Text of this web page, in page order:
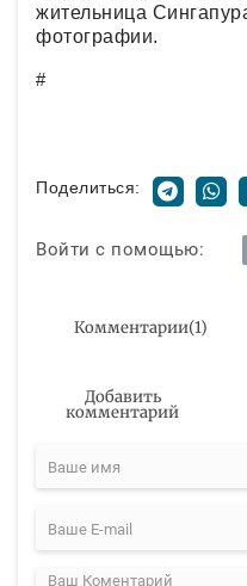
жительница
фотографии.
#
Поделиться:
Войти с помощью:
Комментарии(1)
Добавить
комментарий